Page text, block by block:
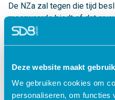
Deze website maakt
We gebruiken cookies om
personaliseren, om functies
De NZa zal tegen die tijd
meerwaarde biedt of dat er
volgt.
hoogte!